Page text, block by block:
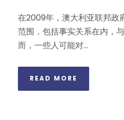
在2009年，澳大利亚联邦政
范围，包括事实关系在内，
而，一些人可能对...
READ MORE